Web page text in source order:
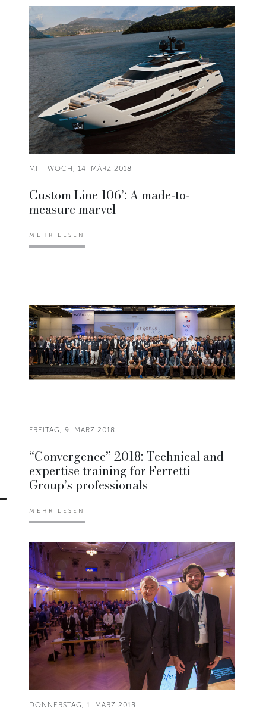
MITTWOCH, 14. MÄRZ 2018
Custom Line 106’: A made-to-
measure marvel
MEHR LESEN
FREITAG, 9. MÄRZ 2018
“Convergence” 2018: Technical and
expertise training for Ferretti
Group’s professionals
MEHR LESEN
DONNERSTAG, 1. MÄRZ 2018